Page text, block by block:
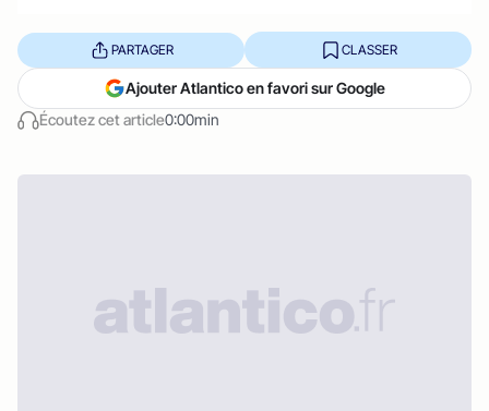
Écoutez cet article0:00min
PARTAGER CLASSER
Ajouter Atlantico en favori sur Google